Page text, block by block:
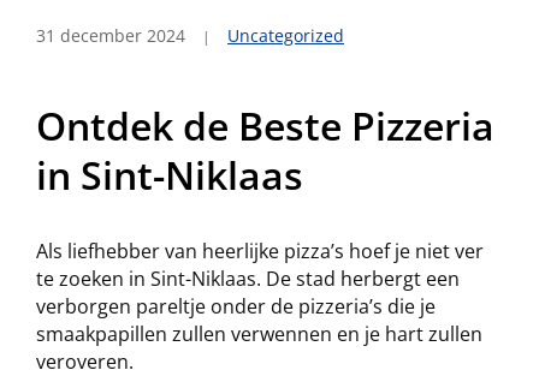
31 december 2024 Uncategorized
Ontdek de Beste Pizzeria
in Sint-Niklaas
Als liefhebber van heerlijke pizza’s hoef je niet ver
te zoeken in Sint-Niklaas. De stad herbergt een
verborgen pareltje onder de pizzeria’s die je
smaakpapillen zullen verwennen en je hart zullen
veroveren.